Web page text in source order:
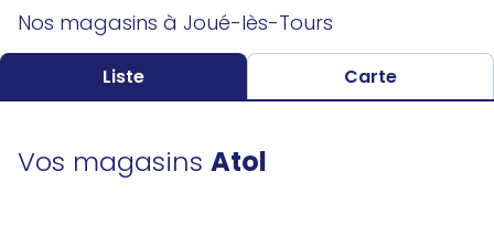
Nos magasins à Joué-lès-Tours
Liste Carte
Vos magasins Atol